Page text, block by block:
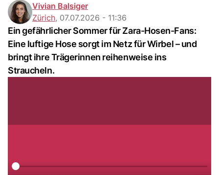
Vivian Balsiger
Zürich, 07.07.2026 - 11:36
Ein gefährlicher Sommer für Zara-Hosen-Fans:
Eine luftige Hose sorgt im Netz für Wirbel – und
bringt ihre Trägerinnen reihenweise ins
Straucheln.